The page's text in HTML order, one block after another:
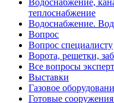
Водоснабжение,
теплоснабжение
Водоснабжение.
Вопрос
Вопрос специалисту
Ворота, решетки,
Все вопросы
Выставки
Газовое
Готовые